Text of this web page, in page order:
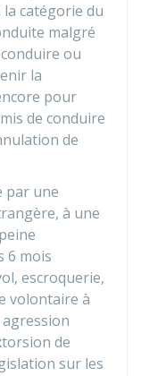
catégorie du
malgré
ou
la
pour
de conduire
de
par une
à une
6 mois
escroquerie,
volontaire à
de
sur les